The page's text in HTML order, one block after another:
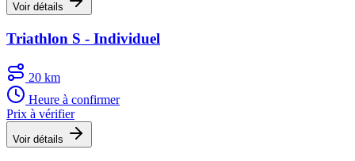
Voir détails
Triathlon S - Individuel
20 km
Heure à confirmer
Prix à vérifier
Voir détails